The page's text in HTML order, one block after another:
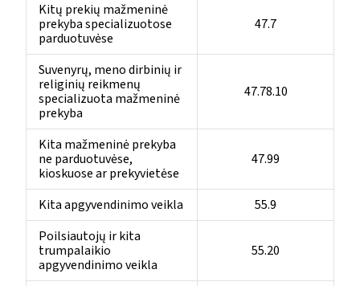
Kitų prekių mažmeninė
prekyba specializuotose
parduotuvėse
47.7
Suvenyrų, meno dirbinių ir
religinių reikmenų
specializuota mažmeninė
prekyba
47.78.10
Kita mažmeninė prekyba
ne parduotuvėse,
kioskuose ar prekyvietėse
47.99
Kita apgyvendinimo veikla
55.9
Poilsiautojų ir kita
trumpalaikio
apgyvendinimo veikla
55.20